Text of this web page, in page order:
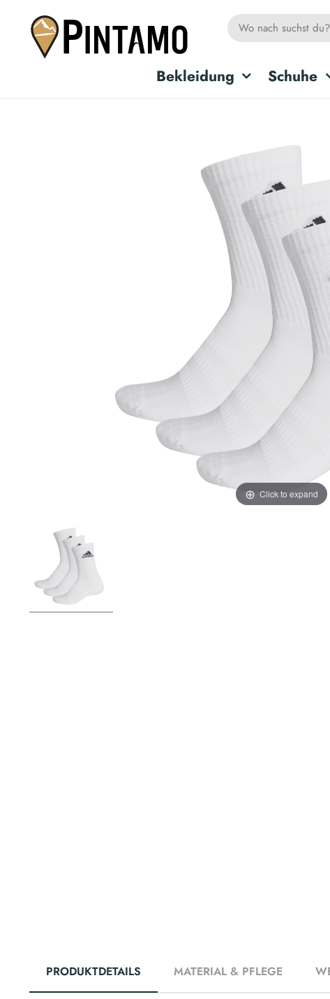
Bekleidung Schuhe
Click to expand
PRODUKTDETAILS MATERIAL & PFLEGE